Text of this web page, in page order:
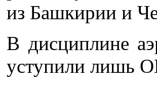
из Башкирии и
В дисциплине
уступили лишь